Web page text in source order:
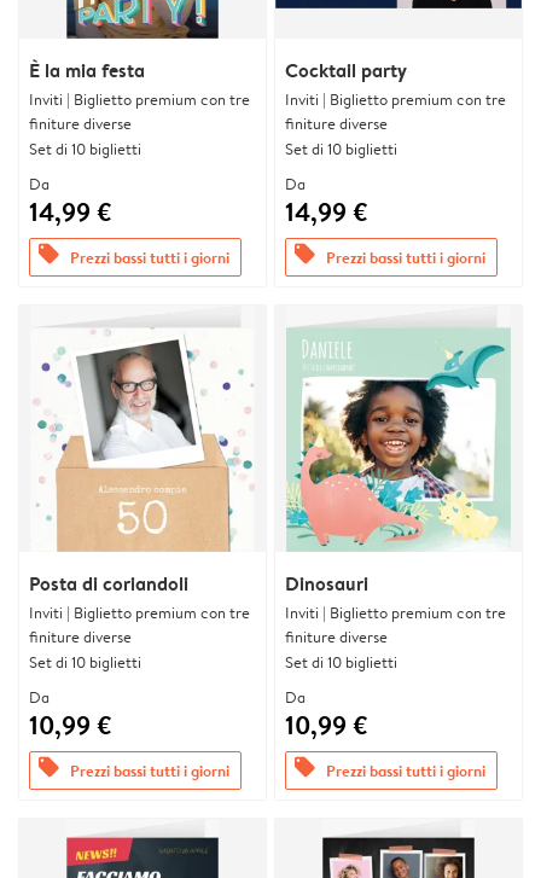
È la mia festa
Inviti | Biglietto premium con tre
finiture diverse
Set di 10 biglietti
Da
14,99 €
offers Prezzi bassi tutti i giorni
Cocktail party
Inviti | Biglietto premium con tre
finiture diverse
Set di 10 biglietti
Da
14,99 €
offers Prezzi bassi tutti i giorni
Posta di coriandoli
Inviti | Biglietto premium con tre
finiture diverse
Set di 10 biglietti
Da
10,99 €
offers Prezzi bassi tutti i giorni
Dinosauri
Inviti | Biglietto premium con tre
finiture diverse
Set di 10 biglietti
Da
10,99 €
offers Prezzi bassi tutti i giorni